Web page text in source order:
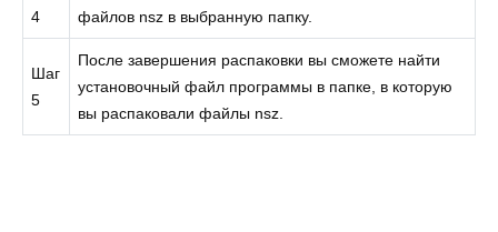
4
файлов nsz в выбранную папку.
Шаг
5
После завершения распаковки вы сможете найти
установочный файл программы в папке, в которую
вы распаковали файлы nsz.